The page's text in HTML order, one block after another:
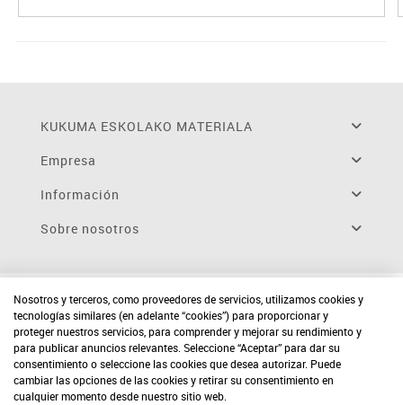
KUKUMA ESKOLAKO MATERIALA
Empresa
Información
Sobre nosotros
Nosotros y terceros, como proveedores de servicios, utilizamos cookies y
tecnologías similares (en adelante “cookies”) para proporcionar y
proteger nuestros servicios, para comprender y mejorar su rendimiento y
para publicar anuncios relevantes. Seleccione “Aceptar” para dar su
consentimiento o seleccione las cookies que desea autorizar. Puede
cambiar las opciones de las cookies y retirar su consentimiento en
cualquier momento desde nuestro sitio web.